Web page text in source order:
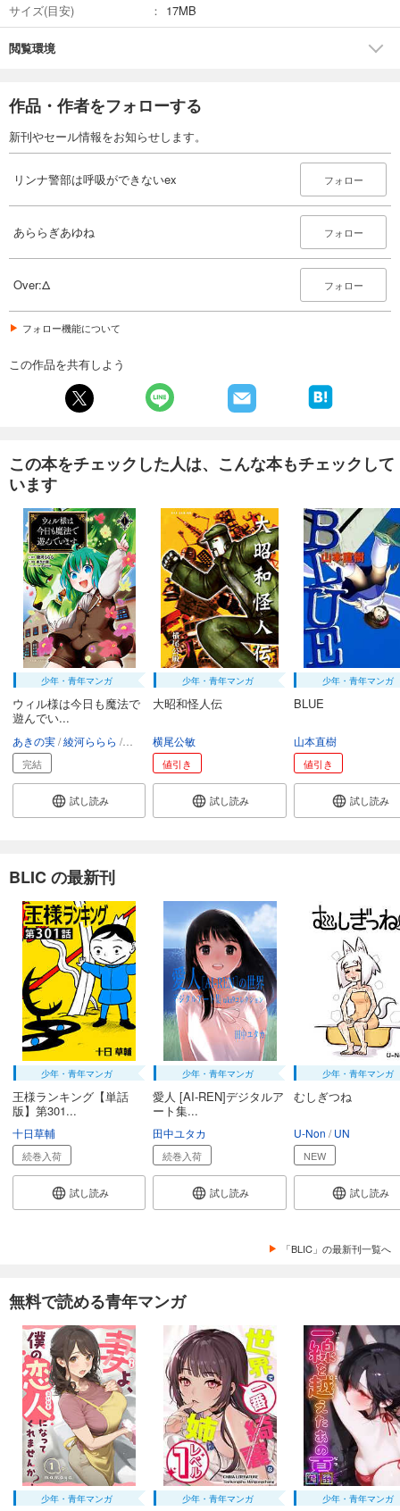
サイズ(目安)
17MB
閲覧環境
作品・作者をフォローする
新刊やセール情報をお知らせします。
リンナ警部は呼吸ができないex フォロー
あららぎあゆね フォロー
Over:Δ フォロー
フォロー機能について
この作品を共有しよう
この本をチェックした人は、こんな本もチェックして
います
少年・青年マンガ
ウィル様は今日も魔法で
遊んでい...
あきの実 綾河ららら ネコメガネ
完結
試し読み
少年・青年マンガ
大昭和怪人伝
横尾公敏
値引き
試し読み
少年・青年マンガ
BLUE
山本直樹
値引き
試し読み
BLIC の最新刊
少年・青年マンガ
王様ランキング【単話
版】第301...
十日草輔
続巻入荷
試し読み
少年・青年マンガ
愛人 [AI-REN]デジタルア
ート集...
田中ユタカ
続巻入荷
試し読み
少年・青年マンガ
むしぎつね
U-Non UN
NEW
試し読み
「BLIC」の最新刊一覧へ
無料で読める青年マンガ
少年・青年マンガ 少年・青年マンガ 少年・青年マンガ